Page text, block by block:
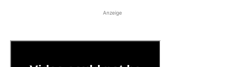
Anzeige